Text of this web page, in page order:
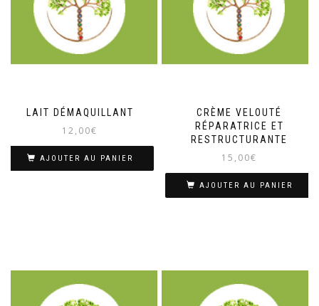
LAIT DÉMAQUILLANT
12,00€
AJOUTER AU PANIER
CRÈME VELOUTÉ
RÉPARATRICE ET
RESTRUCTURANTE
15,00€
AJOUTER AU PANIER